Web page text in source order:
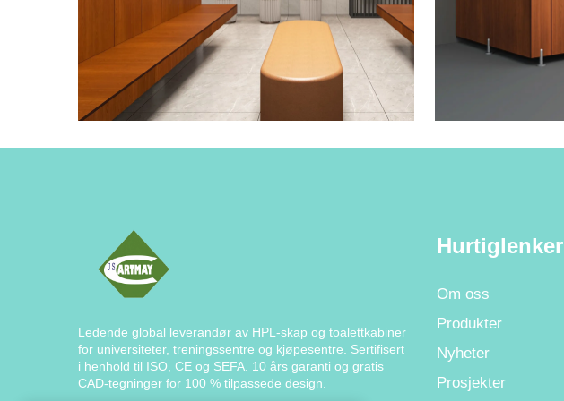
Ledende global leverandør av HPL-skap og toalettkabiner
for universiteter, treningssentre og kjøpesentre. Sertifisert
i henhold til ISO, CE og SEFA. 10 års garanti og gratis
CAD-tegninger for 100 % tilpassede design.
Hurtiglenker
Om oss
Produkter
Nyheter
Prosjekter